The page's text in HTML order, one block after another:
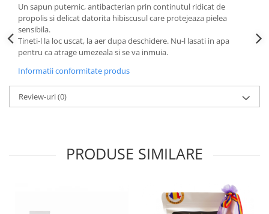
Un sapun puternic, antibacterian prin continutul ridicat de
propolis si delicat datorita hibiscusul care protejeaza pielea
sensibila.
Tineti-l la loc uscat, la aer dupa deschidere. Nu-l lasati in apa
pentru ca atrage umezeala si se va inmuia.
Informatii conformitate produs
Review-uri(0)
PRODUSE SIMILARE